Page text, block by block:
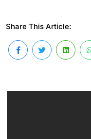
Share This Article: